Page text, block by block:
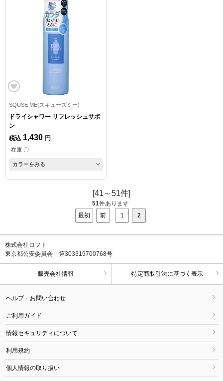
SQUSE ME(スキューズミー)
ドライシャワー リフレッシュサボ
ン
税込 1,430 円
在庫 〇
カラーをみる
[41～51件]
51件あります
最初
前 1 2
株式会社ロフト
東京都公安委員会 第303319700768号
販売会社情報 特定商取引法に基づく表示
ヘルプ・お問い合わせ
ご利用ガイド
情報セキュリティについて
利用規約
個人情報の取り扱い